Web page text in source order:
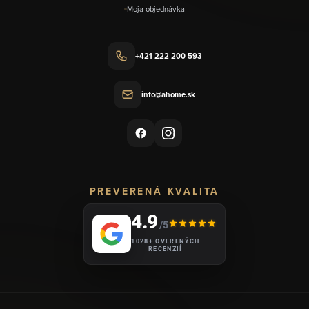
Moja objednávka
+421 222 200 593
info@ahome.sk
PREVERENÁ KVALITA
4.9/5
1028+ OVERENÝCH
RECENZIÍ